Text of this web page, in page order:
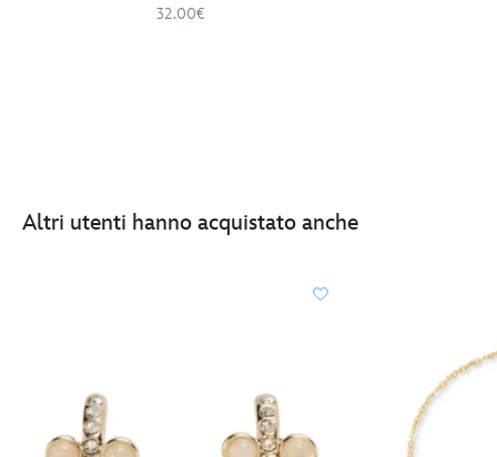
32.00€
Altri utenti hanno acquistato anche